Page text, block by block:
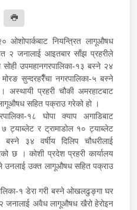
ओशोपार्कबाट नियन्त्रित लागूऔषध
२ जनालाई आइतबार साँझ प्रहरीले
उपमहानगरपालिका-१३ बस्ने २४
सुन्दरहरैँचा नगरपालिका-५ बस्ने
प्रहरी चौकी अमरहाटबाट
सहित पक्राउ गरेको हो ।
१८ घोपा क्याप अगाडिबाट
ट्याब्लेट र ट्रामाडोल १० ट्याब्लेट
बस्ने ३४ वर्षीय दिलिप चौधरीलाई
छ । कोशी प्रदेश प्रहरी कार्यालय
उनलाई उक्त लागूऔषध सहित पक्राउ
१ डेरा गरी बस्ने ओखलढुङ्गा घर
जनालाई अवैध लागूऔषध खैरो हेरोइन